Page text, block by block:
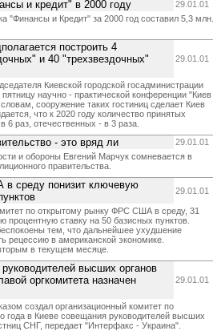
и кредит" в 2000 году
29.01.01
"Финансы и Кредит" за 2000 год составил 5,3 млн.
построить 4
и 40 "трехзвездочных"
29.01.01
Киевской городской госадминистрации
научно - практической конференции "Киев
сооружение таких гостиниц сделает Киев
что к 2020 году количество принятых
6 раз, отечественных - в 3 раза.
- это вряд ли
29.01.01
и обороны Евгений Марчук сомневается в
правительства.
среду понизит ключевую
29.01.01
по открытому рынку ФРС США в среду, 31
ставку на 50 базисных пунктов.
тем, что дальнейшее ухудшение
рецессию в американской экономике.
в текущем месяце.
высших органов
оргкомитета назначен
29.01.01
создал организационный комитет по
года в Киеве совещания руководителей высших
СНГ, передает "Интерфакс - Украина".